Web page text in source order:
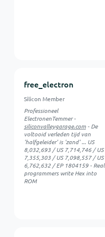
free_electron
Silicon Member
Professioneel
ElectronenTemmer -
siliconvalleygarage.com- De
voltooid verleden tijd van
'halfgeleider' is 'zand' ... US
8,032,693 / US 7,714,746 / US
7,355,303 / US 7,098,557 / US
6,762,632 / EP 1804159 - Real
programmers write Hex into
ROM